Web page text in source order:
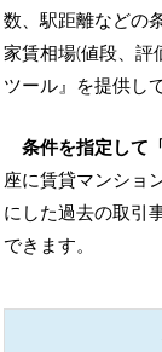
数、駅距離などの
家賃相場(値段、評
ツール』を提供し
条件を指定して
座に賃貸マンショ
にした過去の取引
できます。